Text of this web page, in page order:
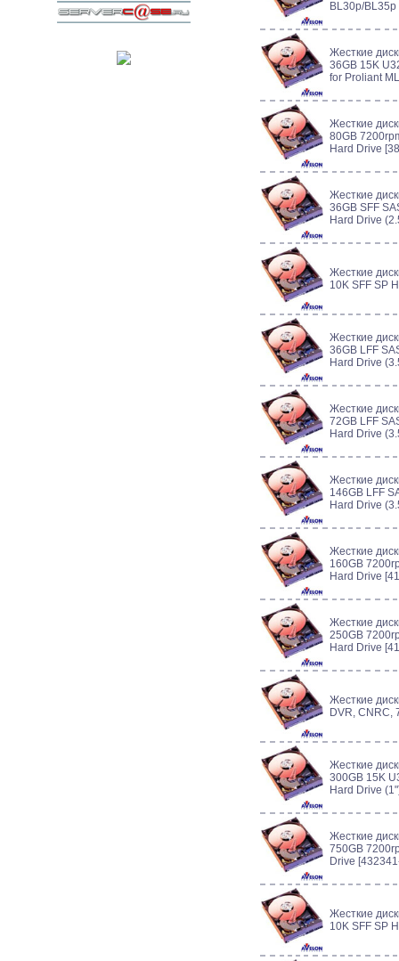
BL30p/
Жесткие
36GB 15K
for Proliant
Жесткие
80GB
Hard Drive
Жесткие
36GB SFF
Hard Drive
Жесткие
10K SFF SP
Жесткие
36GB LFF
Hard Drive
Жесткие
72GB LFF
Hard Drive
Жесткие
146GB LFF
Hard Drive
Жесткие
160GB
Hard Drive
Жесткие
250GB
Hard Drive
Жесткие
DVR, CNRC,
Жесткие
300GB 15K
Hard Drive
Жесткие
750GB
Drive
Жесткие
10K SFF SP